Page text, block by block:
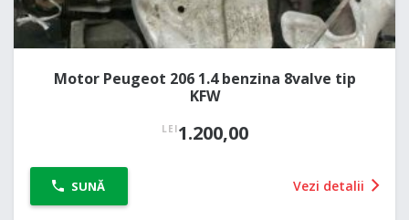
Motor Peugeot 206 1.4 benzina 8valve tip
KFW
LEI1.200,00
SUNĂ Vezi detalii